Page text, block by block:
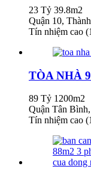
23 Tỷ 39.8m2
Quận 10,
Tín nhiệm cao
TÒA NHÀ
89 Tỷ 1200m2
Quận Tân
Tín nhiệm cao